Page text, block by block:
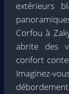
extérieurs
Corfou à
abrite des
confort
Imaginez-